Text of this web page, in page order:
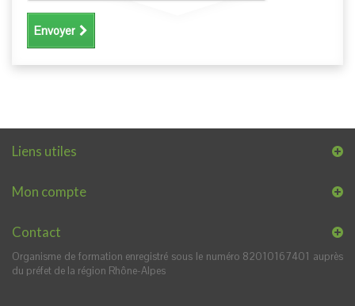
Envoyer
Liens utiles
Mon compte
Contact
Organisme de formation enregistré sous le numéro 82010167401 auprès
du préfet de la région Rhône-Alpes